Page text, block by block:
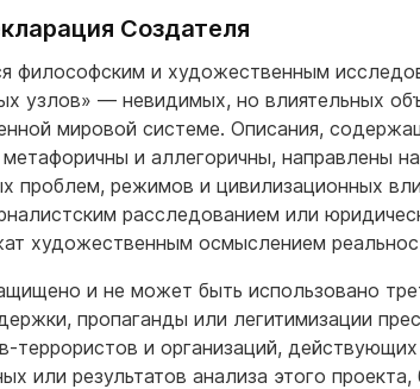
Создателя
философским и художественным
узлов» — невидимых, но влиятельных
мировой системе. Описания,
и аллегоричны, направлены на
проблем, режимов и цивилизационных
расследованием или
художественным осмыслением
и не может быть использовано
пропаганды или легитимизации
террористов и организаций,
или результатов анализа этого проекта,